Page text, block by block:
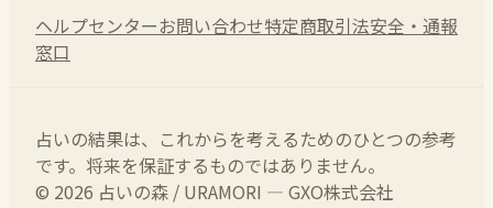
ヘルプセンターお問い合わせ特定商取引法安全・通報
窓口
占いの結果は、これからを考えるためのひとつの参考
です。将来を保証するものではありません。
© 2026 占いの森 / URAMORI — GXO株式会社